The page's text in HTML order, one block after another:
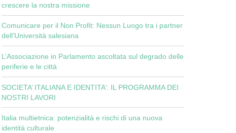
crescere la nostra missione
Comunicare per il Non Profit: Nessun Luogo tra i partner
dell’Università salesiana
L’Associazione in Parlamento ascoltata sul degrado delle
periferie e le città
SOCIETA’ ITALIANA E IDENTITA’: IL PROGRAMMA DEI
NOSTRI LAVORI
Italia multietnica: potenzialità e rischi di una nuova
identità culturale